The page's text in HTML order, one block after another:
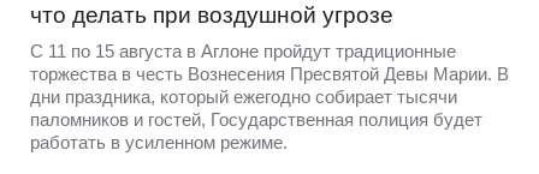
что делать при воздушной угрозе
С 11 по 15 августа в Аглоне пройдут традиционные
торжества в честь Вознесения Пресвятой Девы Марии. В
дни праздника, который ежегодно собирает тысячи
паломников и гостей, Государственная полиция будет
работать в усиленном режиме.